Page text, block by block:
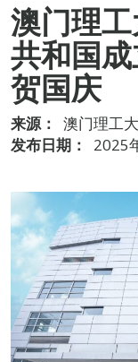
澳门理
共和国
贺国庆
来源：
澳门理工
发布日期：
2025